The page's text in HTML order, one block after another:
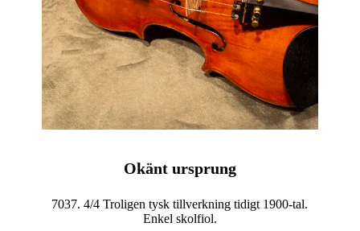
Okänt ursprung
7037. 4/4 Troligen tysk tillverkning tidigt 1900-tal.
Enkel skolfiol.